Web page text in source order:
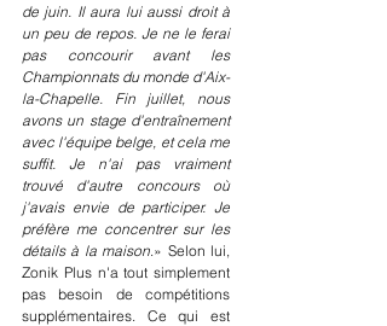
de juin. Il aura lui aussi droit à
un peu de repos. Je ne le ferai
pas concourir avant les
Championnats du monde d'Aix-
la-Chapelle. Fin juillet, nous
avons un stage d'entraînement
avec l'équipe belge, et cela me
suffit. Je n'ai pas vraiment
trouvé d'autre concours où
j'avais envie de participer. Je
préfère me concentrer sur les
détails à la maison .» Selon lui,
Zonik Plus n'a tout simplement
pas besoin de compétitions
supplémentaires. Ce qui est